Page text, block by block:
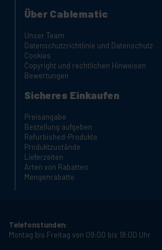
Über Cablematic
Unser Team
Datenschutzrichtlinie und Datenschutz
Cookies
Copyright und rechtlichen Hinweisen
Bewertungen
Sicheres Einkaufen
Preisangabe
Bestellung aufgeben
Refurbished-Produkte
Produktzustände
Lieferzeiten
Arten von Rabatten
Mengenrabatte
Telefonstunden:
Montag bis Freitag von 09:00 bis 18:00 Uhr